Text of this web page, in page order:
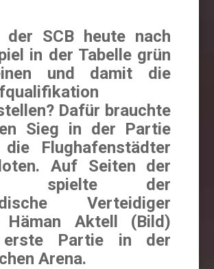
der SCB heute nach
in der Tabelle grün
und damit die
Dafür brauchte
Sieg in der Partie
die Flughafenstädter
Auf Seiten der
spielte der
Verteidiger
Häman Aktell (Bild)
erste Partie in der
Arena.